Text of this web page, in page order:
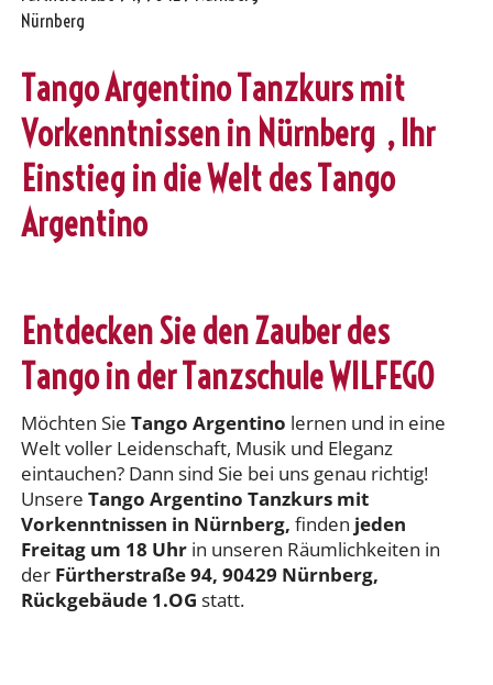
Nürnberg
Tango Argentino Tanzkurs mit
Vorkenntnissen in Nürnberg , Ihr
Einstieg in die Welt des Tango
Argentino
Entdecken Sie den Zauber des
Tango in der Tanzschule WILFEGO
Möchten Sie Tango Argentino lernen und in eine
Welt voller Leidenschaft, Musik und Eleganz
eintauchen? Dann sind Sie bei uns genau richtig!
Unsere Tango Argentino Tanzkurs mit
Vorkenntnissen in Nürnberg, finden jeden
Freitag um 18 Uhrin unseren Räumlichkeiten in
der Fürtherstraße 94, 90429 Nürnberg,
Rückgebäude 1.OG statt.